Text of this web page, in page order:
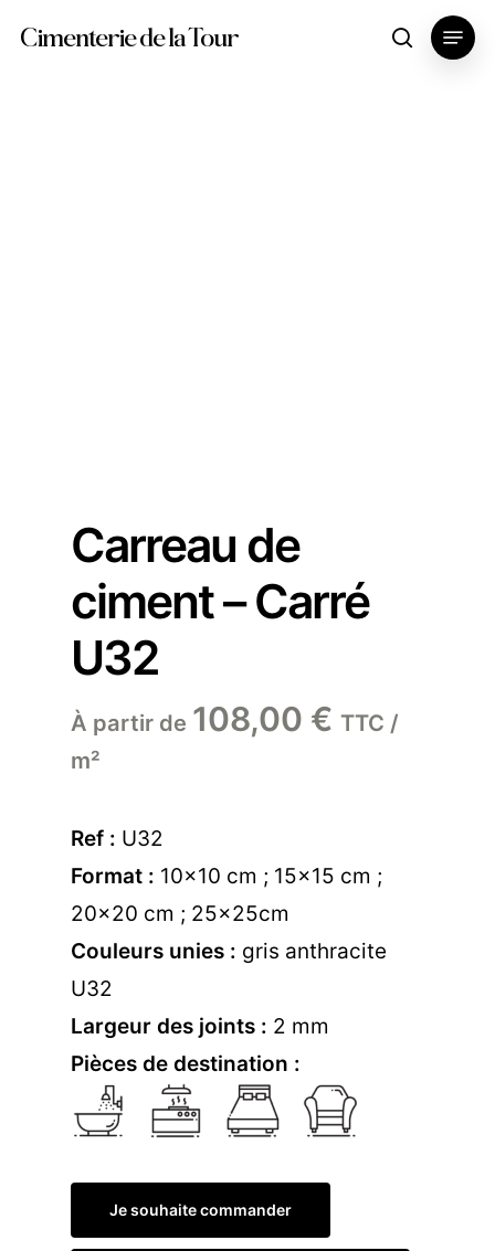
Cimenterie de la Tour search
Menu
Carreau de
ciment – Carré
U32
À partir de 108,00 € TTC /
m²
Ref : U32
Format : 10×10 cm ; 15×15 cm ;
20×20 cm ; 25x25cm
Couleurs unies : gris anthracite
U32
Largeur des joints : 2 mm
Pièces de destination :
Je souhaite commander